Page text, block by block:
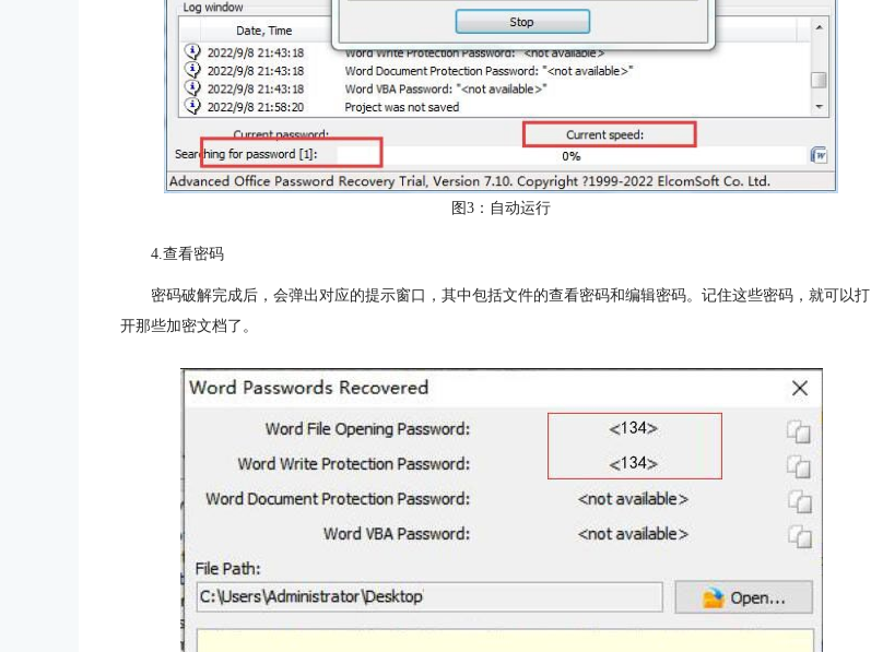
图3：自动运行
4.查看密码
密码破解完成后，会弹出对应的提示窗口，其中包括文件的查看密码和编辑密码。记住这些密码，就可以打
开那些加密文档了。